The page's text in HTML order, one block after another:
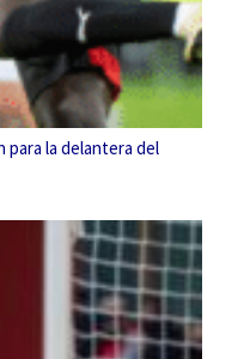
para la delantera del